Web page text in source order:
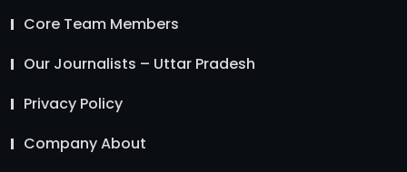
Core Team Members
Our Journalists – Uttar Pradesh
Privacy Policy
Company About